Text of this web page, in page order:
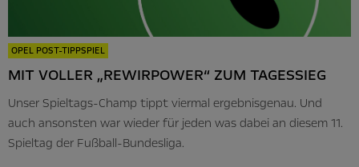
OPEL POST-TIPPSPIEL
MIT VOLLER „REWIRPOWER“ ZUM TAGESSIEG
Unser Spieltags-Champ tippt viermal ergebnisgenau. Und
auch ansonsten war wieder für jeden was dabei an diesem 11.
Spieltag der Fußball-Bundesliga.